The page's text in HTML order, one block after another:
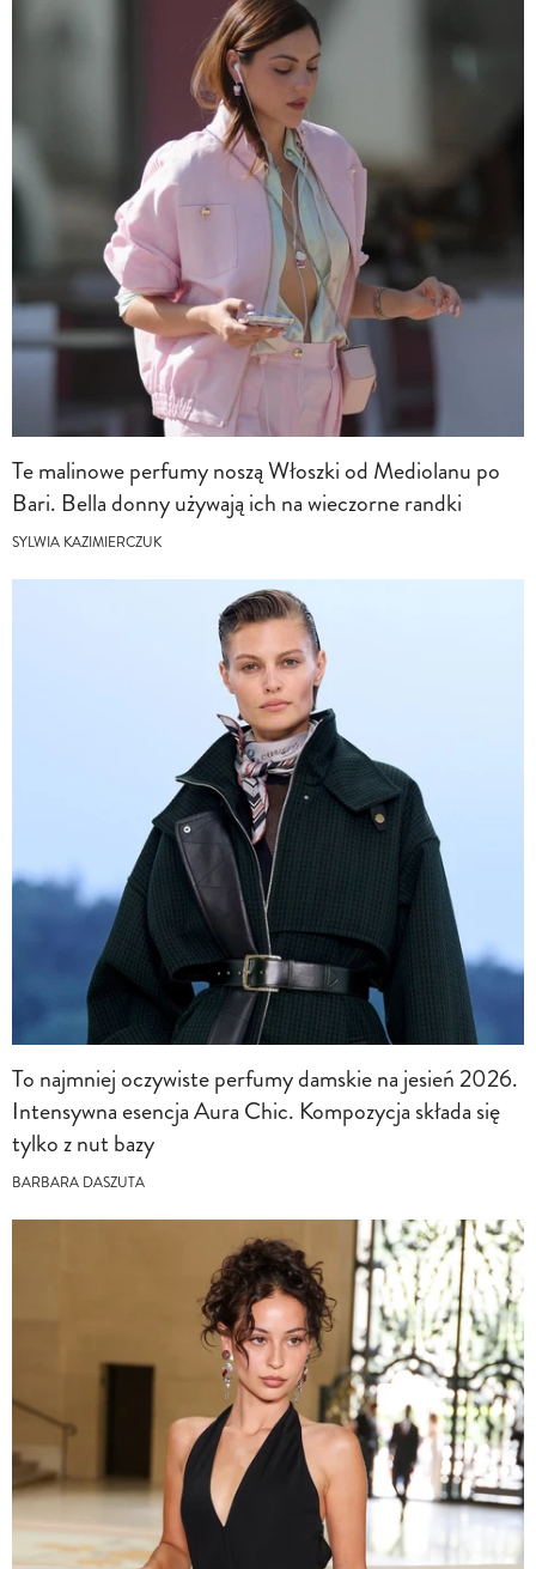
Te malinowe perfumy noszą Włoszki od Mediolanu po
Bari. Bella donny używają ich na wieczorne randki
SYLWIA KAZIMIERCZUK
To najmniej oczywiste perfumy damskie na jesień 2026.
Intensywna esencja Aura Chic. Kompozycja składa się
tylko z nut bazy
BARBARA DASZUTA